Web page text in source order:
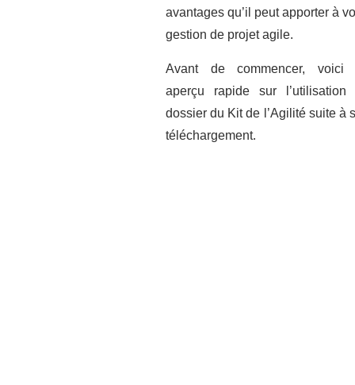
avantages qu’il peut apporter à
gestion de projet agile.
Avant de commencer, voici
aperçu rapide sur l’utilisation
dossier du Kit de l’Agilité suite à
téléchargement.